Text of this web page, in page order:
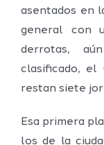
asentados en
general con
derrotas,
clasificado, el
restan siete
Esa primera
los de la